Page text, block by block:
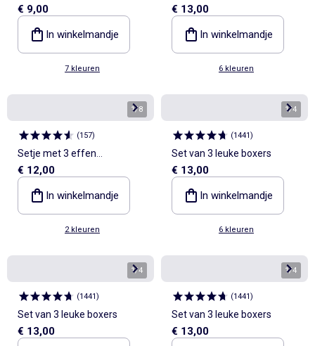
boxershorts
€ 9,00
In winkelmandje
7 kleuren
€ 13,00
In winkelmandje
6 kleuren
1/8
(157)
Setje met 3 effen
boxershorts
€ 12,00
In winkelmandje
2 kleuren
1/4
(1441)
Set van 3 leuke boxers
€ 13,00
In winkelmandje
6 kleuren
1/4
(1441)
Set van 3 leuke boxers
€ 13,00
1/4
(1441)
Set van 3 leuke boxers
€ 13,00